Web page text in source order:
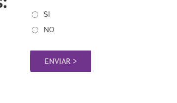
SI
NO